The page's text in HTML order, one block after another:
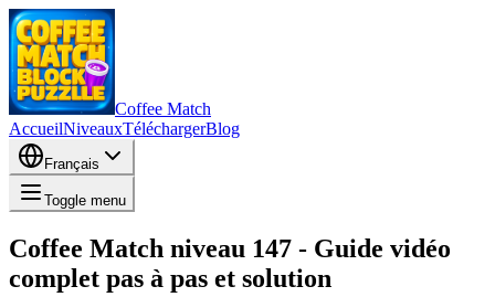
Coffee Match
AccueilNiveauxTéléchargerBlog
Français
Toggle menu
Coffee Match niveau 147 - Guide vidéo
complet pas à pas et solution